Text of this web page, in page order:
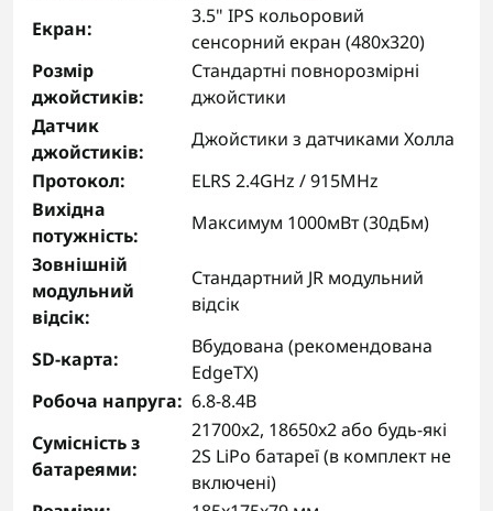
Екран:
3.5" IPS кольоровий
сенсорний екран (480x320)
Розмір
джойстиків:
Стандартні повнорозмірні
джойстики
Датчик
джойстиків:
Джойстики з датчиками Холла
Протокол:
ELRS 2.4GHz / 915MHz
Вихідна
потужність:
Максимум 1000мВт (30дБм)
Зовнішній
модульний
відсік:
Стандартний JR модульний
відсік
SD-карта:
Вбудована (рекомендована
EdgeTX)
Робоча напруга: 6.8-8.4В
Сумісність з
батареями:
21700x2, 18650x2 або будь-які
2S LiPo батареї (в комплект не
включені)